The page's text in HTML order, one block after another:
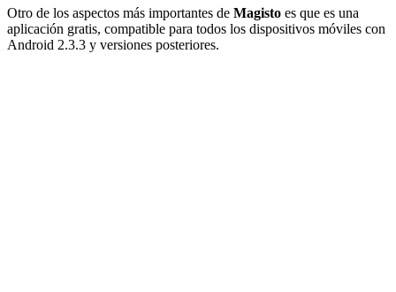
Otro de los aspectos más importantes de Magisto es que es una
aplicación gratis, compatible para todos los dispositivos móviles con
Android 2.3.3 y versiones posteriores.